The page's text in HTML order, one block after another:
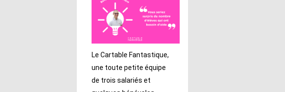
Le Cartable Fantastique,
une toute petite équipe
de trois salariés et